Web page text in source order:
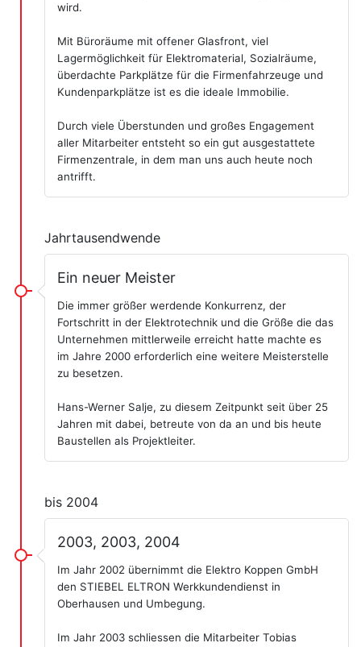
wird.
Mit Büroräume mit offener Glasfront, viel
Lagermöglichkeit für Elektromaterial, Sozialräume,
überdachte Parkplätze für die Firmenfahrzeuge und
Kundenparkplätze ist es die ideale Immobilie.
Durch viele Überstunden und großes Engagement
aller Mitarbeiter entsteht so ein gut ausgestattete
Firmenzentrale, in dem man uns auch heute noch
antrifft.
Jahrtausendwende
Ein neuer Meister
Die immer größer werdende Konkurrenz, der
Fortschritt in der Elektrotechnik und die Größe die das
Unternehmen mittlerweile erreicht hatte machte es
im Jahre 2000 erforderlich eine weitere Meisterstelle
zu besetzen.
Hans-Werner Salje, zu diesem Zeitpunkt seit über 25
Jahren mit dabei, betreute von da an und bis heute
Baustellen als Projektleiter.
bis 2004
2003, 2003, 2004
Im Jahr 2002 übernimmt die Elektro Koppen GmbH
den STIEBEL ELTRON Werkkundendienst in
Oberhausen und Umbegung.
Im Jahr 2003 schliessen die Mitarbeiter Tobias